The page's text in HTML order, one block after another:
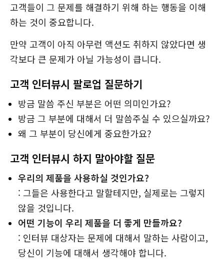
고객들이 그 문제를 해결하기 위해 하는 행동을 이해
하는 것이 중요합니다.
만약 고객이 아직 아무런 액션도 취하지 않았다면 생
각보다 큰 문제가 아닐 가능성이 큽니다.
고객 인터뷰시 팔로업 질문하기
방금 말씀 주신 부분은 어떤 의미인가요?
방금 그 부분에 대해서 더 말씀주실 수 있으실까요?
왜 그 부분이 당신에게 중요한가요?
고객 인터뷰시 하지 말아야할 질문
우리의 제품을 사용하실 것인가요?
: 그들은 사용한다고 말할테지만, 실제로는 그렇지
않을 것입니다.
어떤 기능이 우리 제품을 더 좋게 만들까요?
: 인터뷰 대상자는 문제에 대해서 말하는 사람이고,
당신이 기능에 대해서 생각해야 합니다.